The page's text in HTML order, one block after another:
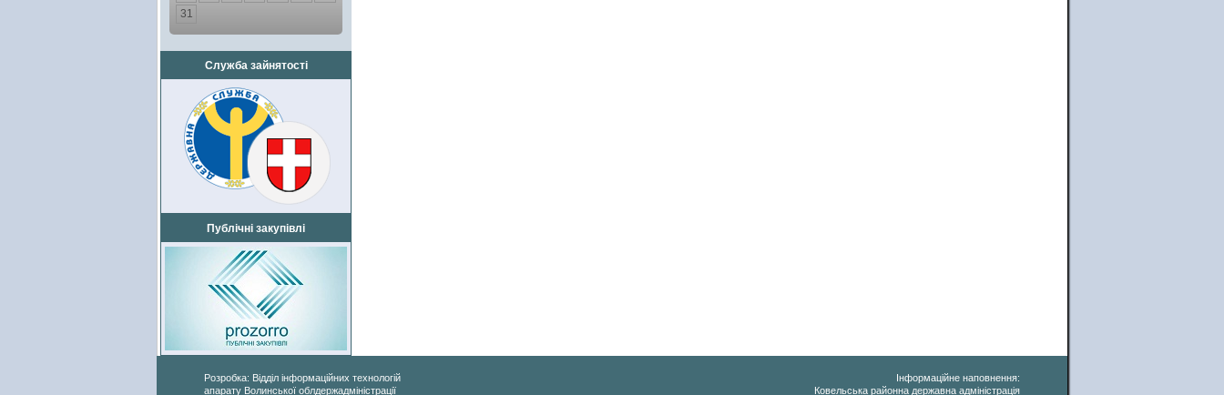
31
Служба зайнятості
Публічні закупівлі
Розробка: Відділ інформаційних технологій
апарату Волинської облдержадміністрації
Інформаційне наповнення:
Ковельська районна державна адміністрація